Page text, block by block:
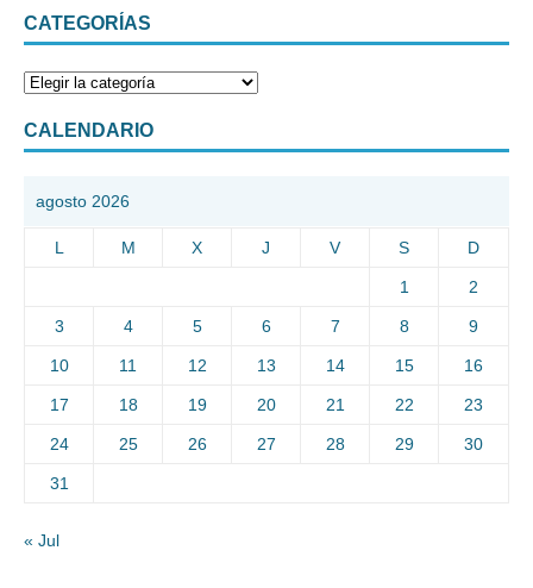
CATEGORÍAS
CALENDARIO
agosto 2026
L M X J V S D
1 2
3 4 5 6 7 8 9
10 11 12 13 14 15 16
17 18 19 20 21 22 23
24 25 26 27 28 29 30
31
« Jul